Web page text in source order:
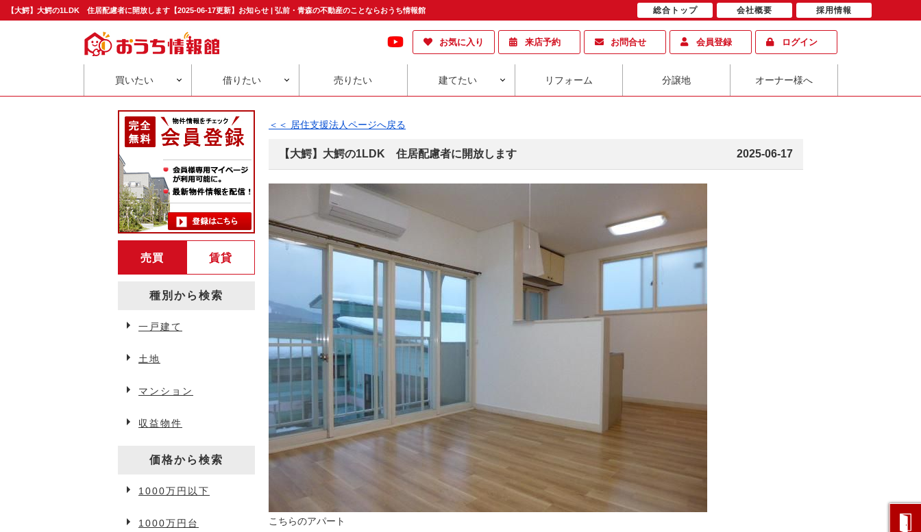
【大鰐】大鰐の1LDK 住居配慮者に開放します【2025-06-17更新】お知らせ | 弘前・青森の不動産のことならおうち情報館
お気に入り 来店予約 お問合せ 会員登録 ログイン
買いたい 借りたい 売りたい 建てたい リフォーム 分譲地 オーナー様へ
＜＜ 居住支援法人ページへ戻る
【大鰐】大鰐の1LDK 住居配慮者に開放します 2025-06-17
こちらのアパート
売買 賃貸
種別から検索
一戸建て
土地
マンション
収益物件
価格から検索
1000万円以下
1000万円台
弘前賃貸情報
アパート・マンション
一戸建て
駐車場
事業用物件
総合トップ 会社概要 採用情報